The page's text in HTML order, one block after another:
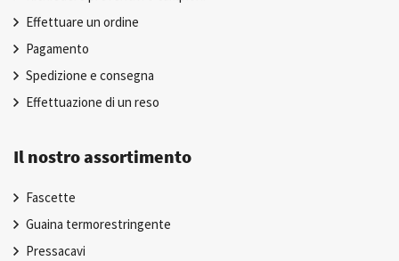
Effettuare un ordine
Pagamento
Spedizione e consegna
Effettuazione di un reso
Il nostro assortimento
Fascette
Guaina termorestringente
Pressacavi